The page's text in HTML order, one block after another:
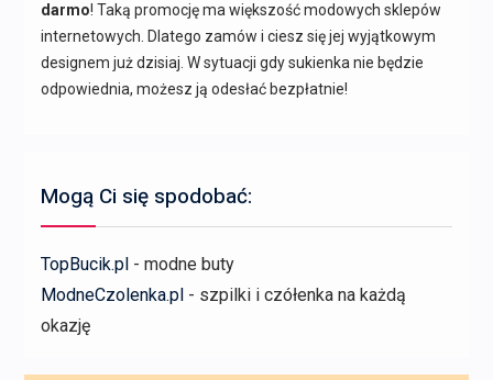
darmo! Taką promocję ma większość modowych sklepów
internetowych. Dlatego zamów i ciesz się jej wyjątkowym
designem już dzisiaj. W sytuacji gdy sukienka nie będzie
odpowiednia, możesz ją odesłać bezpłatnie!
Mogą Ci się spodobać:
TopBucik.pl - modne buty
ModneCzolenka.pl - szpilki i czółenka na każdą
okazję